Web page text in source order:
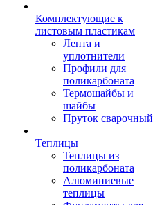
Комплектующие к
листовым пластикам
Лента и
уплотнители
Профили для
поликарбоната
Термошайбы и
шайбы
Пруток сварочный
Теплицы
Теплицы из
поликарбоната
Алюминиевые
теплицы